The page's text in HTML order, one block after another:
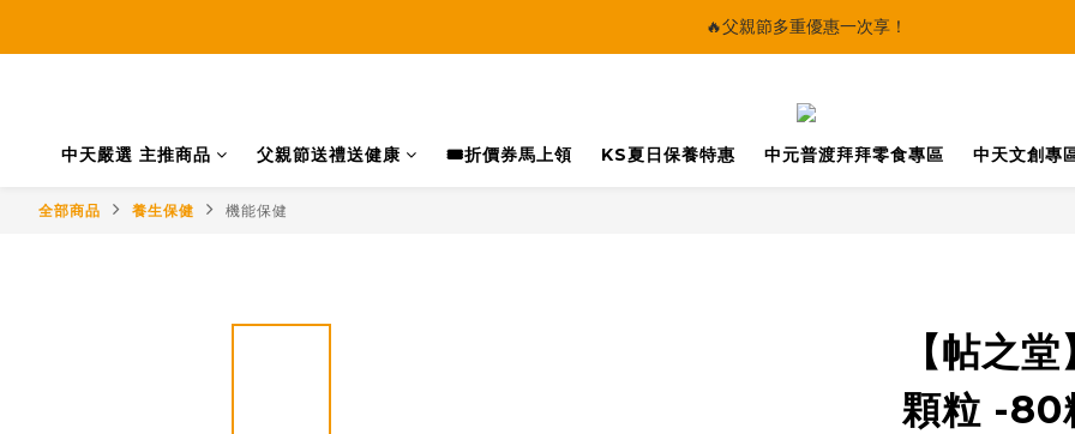
🔥父親節多重優惠一次享！
🔥父親節多重優惠一次享！
中天嚴選 主推商品 父親節送禮送健康 🎟️折價券馬上領 KS夏日保養特惠 中元普渡拜拜零食專區 中天文創專
全部商品 養生保健 機能保健
【帖之
顆粒 -80